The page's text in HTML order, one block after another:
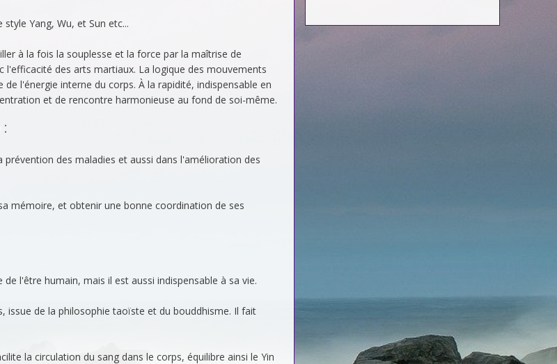
Yang, Wu, et Sun etc...
à la fois la souplesse et la force par la maîtrise de
l'efficacité des arts martiaux. La logique des mouvements
l'énergie interne du corps. À la rapidité, indispensable en
et de rencontre harmonieuse au fond de soi-même.
des maladies et aussi dans l'amélioration des
mémoire, et obtenir une bonne coordination de ses
l'être humain, mais il est aussi indispensable à sa vie.
issue de la philosophie taoïste et du bouddhisme. Il fait
la circulation du sang dans le corps, équilibre ainsi le Yin